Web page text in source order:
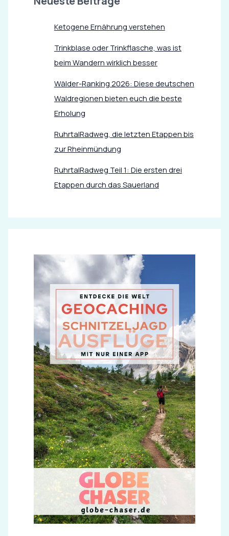
Ketogene Ernährung verstehen
Trinkblase oder Trinkflasche, was ist
beim Wandern wirklich besser
Wälder-Ranking 2026: Diese deutschen
Waldregionen bieten euch die beste
Erholung
RuhrtalRadweg, die letzten Etappen bis
zur Rheinmündung
RuhrtalRadweg Teil 1: Die ersten drei
Etappen durch das Sauerland